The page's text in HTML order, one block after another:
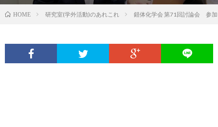
HOME 研究室(学外活動)のあれこれ 錯体化学会 第71回討論会 参